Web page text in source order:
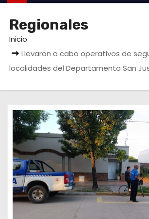
o
Regionales
Inicio
Llevaron a cabo operativos de
localidades del Departamento San